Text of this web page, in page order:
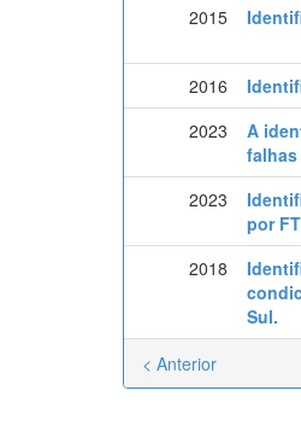
2015
2016
2023
A
2023
por
2018
Sul.
< Anterior